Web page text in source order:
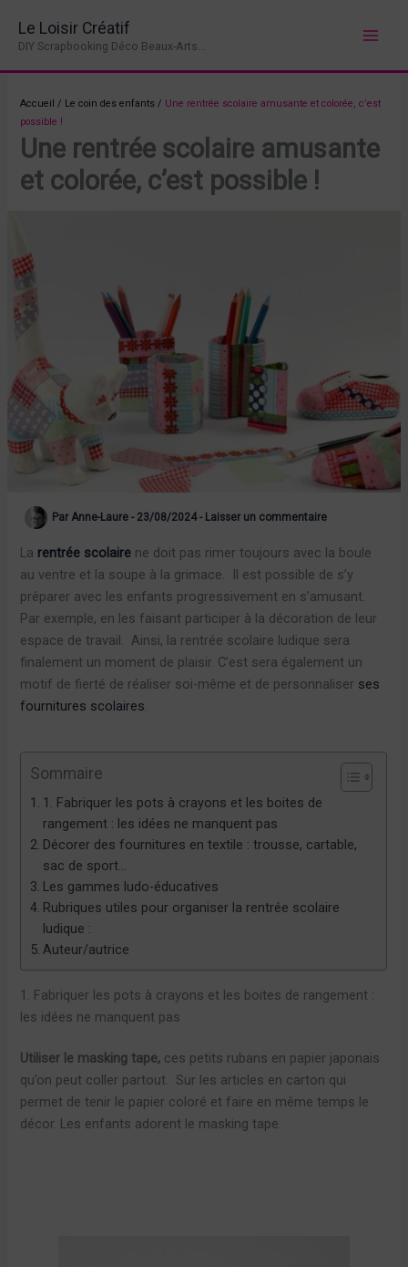
contenu
Le Loisir Créatif
DIY Scrapbooking Déco Beaux-Arts...
Accueil / Le coin des enfants / Une rentrée scolaire amusante et colorée, c’est
possible !
Une rentrée scolaire amusante
et colorée, c’est possible !
Par Anne-Laure- 23/08/2024- Laisser un commentaire
La rentrée scolaire ne doit pas rimer toujours avec la boule
au ventre et la soupe à la grimace. Il est possible de s’y
préparer avec les enfants progressivement en s’amusant.
Par exemple, en les faisant participer à la décoration de leur
espace de travail. Ainsi, la rentrée scolaire ludique sera
finalement un moment de plaisir. C’est sera également un
motif de fierté de réaliser soi-même et de personnaliser ses
fournitures scolaires.
Sommaire
1. Fabriquer les pots à crayons et les boites de
rangement : les idées ne manquent pas
Décorer des fournitures en textile : trousse, cartable,
sac de sport…
Les gammes ludo-éducatives
Rubriques utiles pour organiser la rentrée scolaire
ludique :
Auteur/autrice
1. Fabriquer les pots à crayons et les boites de rangement :
les idées ne manquent pas
Utiliser le masking tape, ces petits rubans en papier japonais
qu’on peut coller partout. Sur les articles en carton qui
permet de tenir le papier coloré et faire en même temps le
décor. Les enfants adorent le masking tape.